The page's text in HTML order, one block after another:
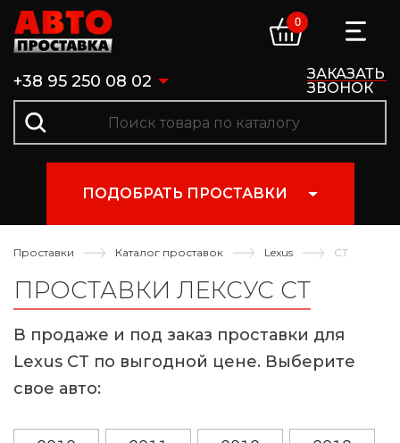
+38 95 250 08 02
ЗАКАЗАТЬ
ЗВОНОК
0
ПОДОБРАТЬ ПРОСТАВКИ
Проставки Каталог проставок Lexus CT
ПРОСТАВКИ ЛЕКСУС СТ
В продаже и под заказ проставки для
Lexus CT по выгодной цене. Выберите
свое авто: